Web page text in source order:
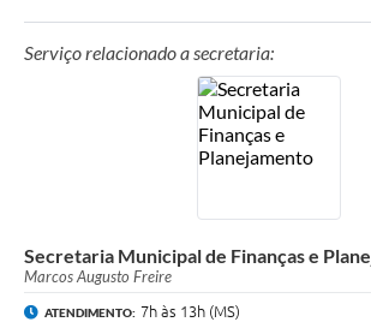
Serviço relacionado a secretaria:
Secretaria Municipal de Finanças e
Marcos Augusto Freire
ATENDIMENTO: 7h às 13h (MS)